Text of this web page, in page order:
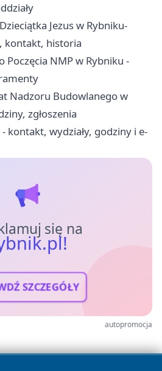
Jezus w Rybniku-
kontakt, historia
Poczęcia NMP w Rybniku -
Nadzoru Budowlanego w
zgłoszenia
kontakt, wydziały, godziny i e-
się na
SZCZEGÓŁY
autopromocja